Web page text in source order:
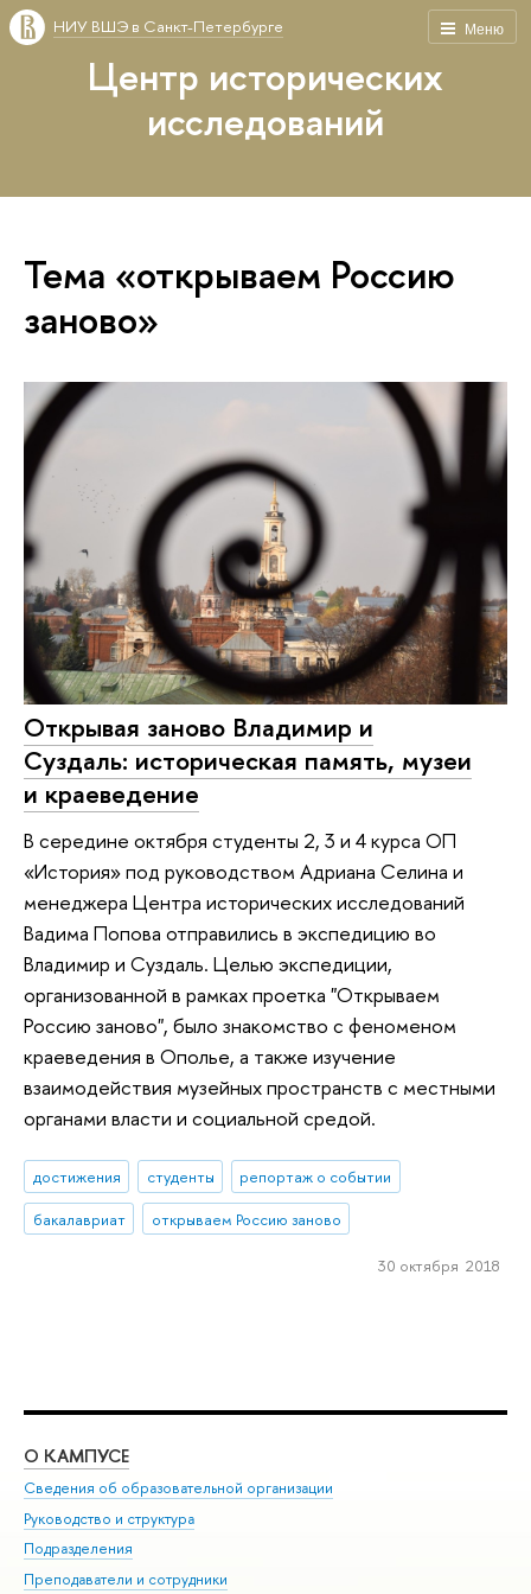
Меню
НИУ ВШЭ в Санкт-Петербурге
Центр исторических
исследований
Тема «открываем Россию
заново»
Открывая заново Владимир и
Суздаль: историческая память, музеи
и краеведение
В середине октября студенты 2, 3 и 4 курса ОП
«История» под руководством Адриана Селина и
менеджера Центра исторических исследований
Вадима Попова отправились в экспедицию во
Владимир и Суздаль. Целью экспедиции,
организованной в рамках проетка "Открываем
Россию заново", было знакомство с феноменом
краеведения в Ополье, а также изучение
взаимодействия музейных пространств с местными
органами власти и социальной средой.
достижения студенты
репортаж о событии
бакалавриат
открываем Россию заново
30 октября 2018
О КАМПУСЕ
Сведения об образовательной организации
Руководство и структура
Подразделения
Преподаватели и сотрудники